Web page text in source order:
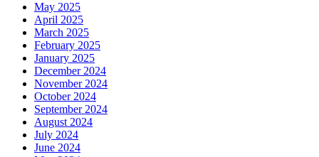
May 2025
April 2025
March 2025
February 2025
January 2025
December 2024
November 2024
October 2024
September 2024
August 2024
July 2024
June 2024